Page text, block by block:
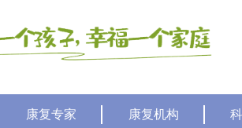
康复专家 康复机构